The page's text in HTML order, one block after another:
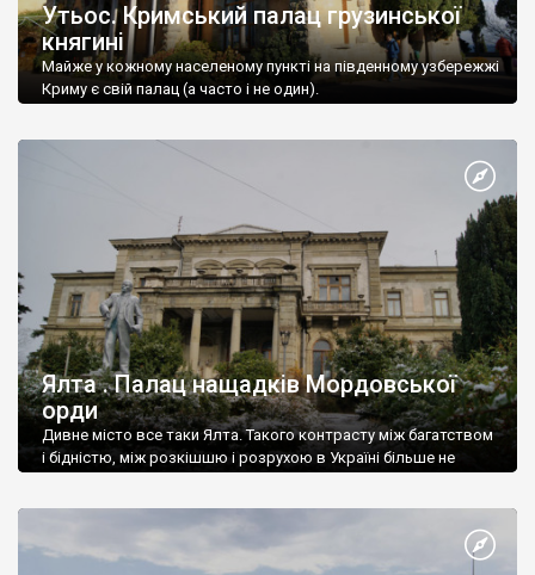
Утьос. Кримський палац грузинської
княгині
Майже у кожному населеному пункті на південному узбережжі
Криму є свій палац (а часто і не один).
Ялта . Палац нащадків Мордовської
орди
Дивне місто все таки Ялта. Такого контрасту між багатством
і бідністю, між розкішшю і розрухою в Україні більше не